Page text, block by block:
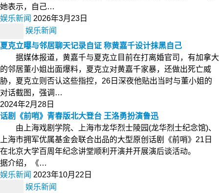
她表示，自己…
娱乐新闻 2026年3月23日
娱乐新闻
夏克立曝与邻居聊天记录自证 称黄嘉千设计抹黑自己
据媒体报道，黄嘉千与夏克立目前在打离婚官司，有加拿大
的邻居董小姐出面爆料，夏克立对黄嘉千家暴，还做出死亡威
胁，夏克立则否认这些指控，26日深夜他贴出当时与董小姐的
对话截图，强调…
2024年2月28日
话剧《前哨》青春版北大登台 王洛勇扮演鲁迅
由上海戏剧学院、上海市龙华烈士陵园(龙华烈士纪念馆)、
上海市拥军优属基金会联合出品的大型原创话剧《前哨》21日
在北京大学百周年纪念讲堂顺利开演并开展演后谈活动。
据介绍，《…
娱乐新闻 2023年10月22日
娱乐新闻